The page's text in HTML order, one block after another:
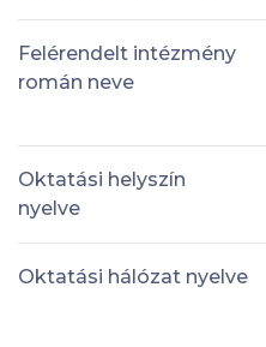
Felérendelt intézmény
román neve
Oktatási helyszín
nyelve
Oktatási hálózat nyelve